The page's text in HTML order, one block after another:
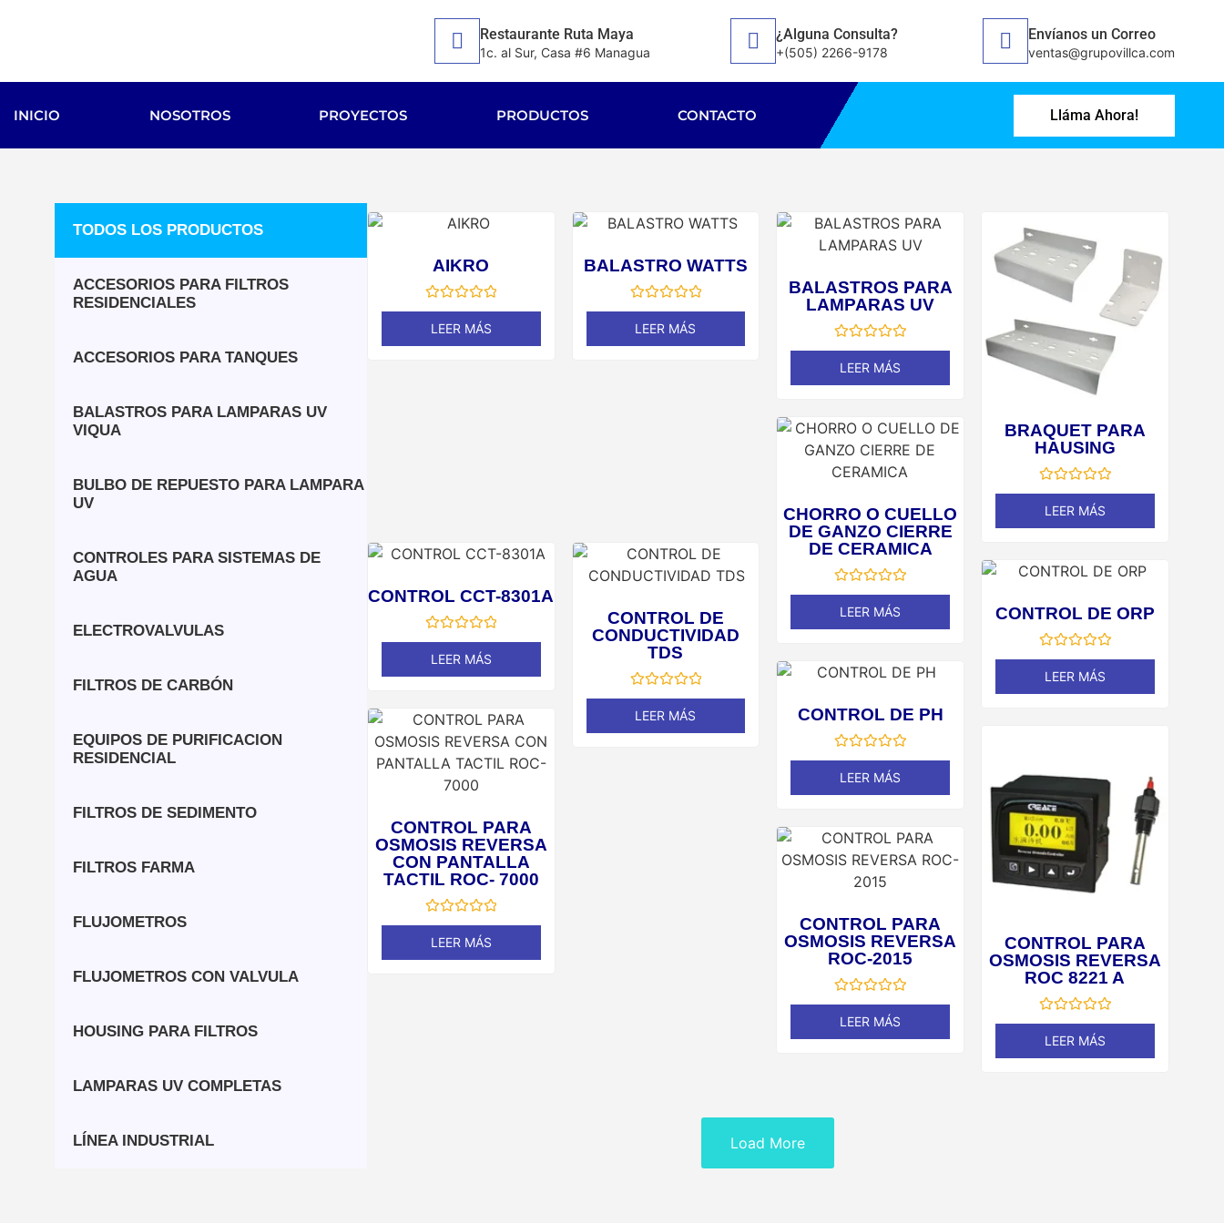
Restaurante Ruta Maya
1c. al Sur, Casa #6 Managua
¿Alguna Consulta?
+(505) 2266-9178
Envíanos un Correo
ventas@grupovillca.com
INICIO NOSOTROS PROYECTOS PRODUCTOS CONTACTO Lláma Ahora!
TODOS LOS PRODUCTOS
ACCESORIOS PARA FILTROS
RESIDENCIALES
ACCESORIOS PARA TANQUES
BALASTROS PARA LAMPARAS UV
VIQUA
BULBO DE REPUESTO PARA LAMPARA
UV
CONTROLES PARA SISTEMAS DE
AGUA
ELECTROVALVULAS
FILTROS DE CARBÓN
EQUIPOS DE PURIFICACION
RESIDENCIAL
FILTROS DE SEDIMENTO
FILTROS FARMA
FLUJOMETROS
FLUJOMETROS CON VALVULA
HOUSING PARA FILTROS
LAMPARAS UV COMPLETAS
LÍNEA INDUSTRIAL
AIKRO
Valorado
en
0
de
LEER MÁS
BALASTRO WATTS
Valorado
en
0
de
LEER MÁS
BALASTROS PARA
LAMPARAS UV
Valorado
en
0
de
LEER MÁS
BRAQUET PARA
HAUSING
Valorado
en
0
de
LEER MÁS
CHORRO O CUELLO
DE GANZO CIERRE
DE CERAMICA
Valorado
en
0
de
LEER MÁS
CONTROL CCT-8301A
Valorado
en
0
de
LEER MÁS
CONTROL DE
CONDUCTIVIDAD
TDS
Valorado
en
0
de
LEER MÁS
CONTROL DE ORP
Valorado
en
0
de
LEER MÁS
CONTROL DE PH
Valorado
en
0
de
LEER MÁS
CONTROL PARA
OSMOSIS REVERSA
CON PANTALLA
TACTIL ROC- 7000
Valorado
en
0
de
LEER MÁS
CONTROL PARA
OSMOSIS REVERSA
ROC 8221 A
Valorado
en
0
de
LEER MÁS
CONTROL PARA
OSMOSIS REVERSA
ROC-2015
Valorado
en
0
de
LEER MÁS
Load More